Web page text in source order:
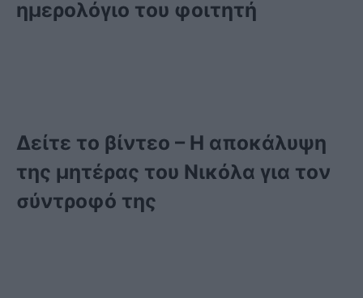
ημερολόγιο του φοιτητή
Δείτε το βίντεο – Η αποκάλυψη
της μητέρας του Νικόλα για τον
σύντροφό της